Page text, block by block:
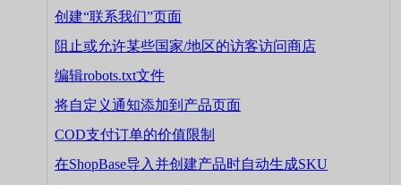
创建“联系我们”页面
阻止或允许某些国家/地区的访客访问商店
编辑robots.txt文件
将自定义通知添加到产品页面
COD支付订单的价值限制
在ShopBase导入并创建产品时自动生成SKU